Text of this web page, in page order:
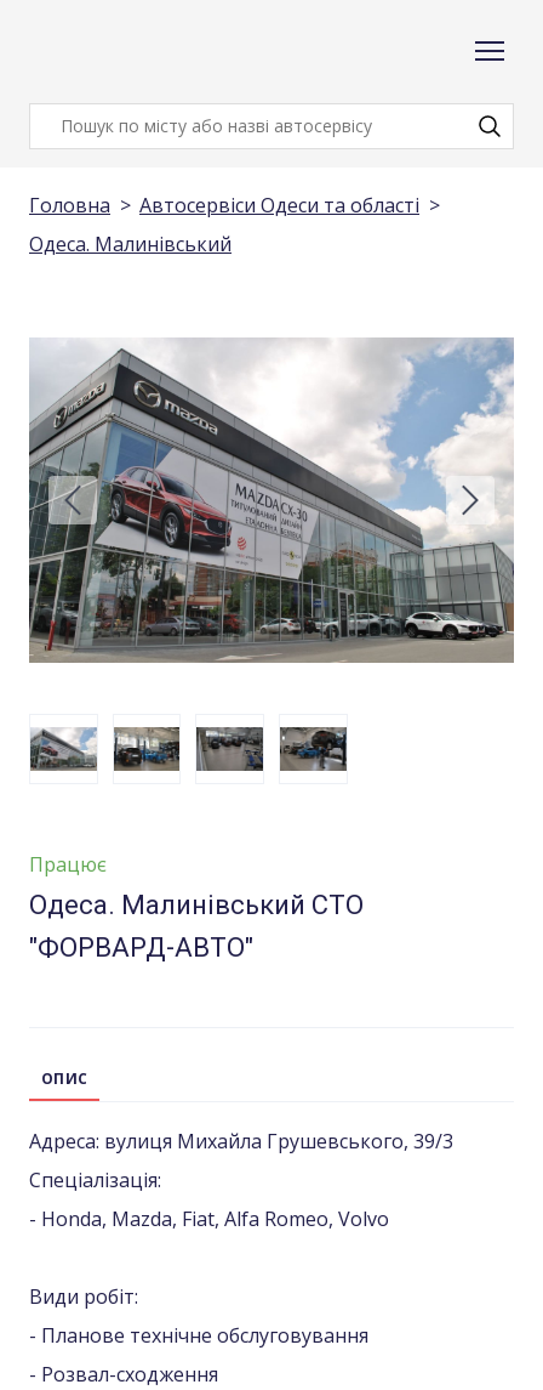
Головна
Автосервіси Одеси та області
Одеса. Малинівський
Працює
Одеса. Малинівський СТО
"ФОРВАРД-АВТО"
ОПИС
Адреса: вулиця Михайла Грушевського, 39/3
Спеціалізація:
- Honda, Mazda, Fiat, Alfa Romeo, Volvo
Види робіт:
- Планове технічне обслуговування
- Розвал-сходження